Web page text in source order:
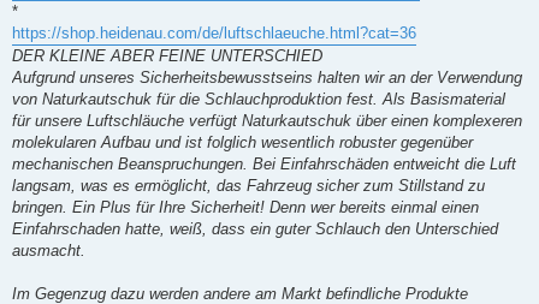
*
https://shop.heidenau.com/de/luftschlaeuche.html?cat=36
DER KLEINE ABER FEINE UNTERSCHIED
Aufgrund unseres Sicherheitsbewusstseins halten wir an der Verwendung
von Naturkautschuk für die Schlauchproduktion fest. Als Basismaterial
für unsere Luftschläuche verfügt Naturkautschuk über einen komplexeren
molekularen Aufbau und ist folglich wesentlich robuster gegenüber
mechanischen Beanspruchungen. Bei Einfahrschäden entweicht die Luft
langsam, was es ermöglicht, das Fahrzeug sicher zum Stillstand zu
bringen. Ein Plus für Ihre Sicherheit! Denn wer bereits einmal einen
Einfahrschaden hatte, weiß, dass ein guter Schlauch den Unterschied
ausmacht.
Im Gegenzug dazu werden andere am Markt befindliche Produkte